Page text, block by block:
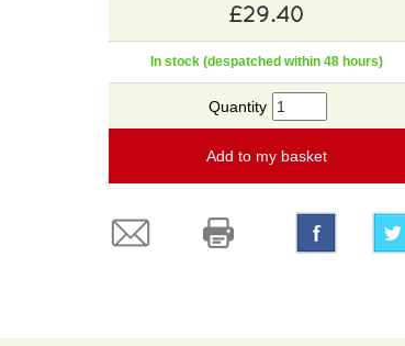
£29.40
In stock (despatched within 48 hours)
Quantity
Add to my basket